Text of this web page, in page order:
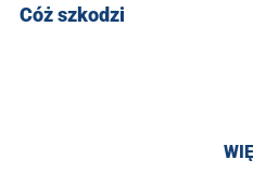
Cóż szkodzi